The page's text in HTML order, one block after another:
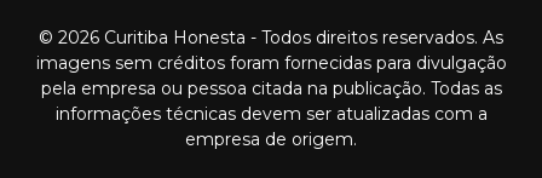
© 2026 Curitiba Honesta - Todos direitos reservados. As
imagens sem créditos foram fornecidas para divulgação
pela empresa ou pessoa citada na publicação. Todas as
informações técnicas devem ser atualizadas com a
empresa de origem.